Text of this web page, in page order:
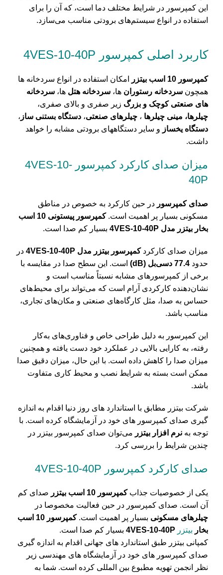
این کمپرسور در شرایط مختلف دما است، که آن را برای
استفاده در انواع سیستم‌های برودتی مناسب می‌سازد.
کاربرد اصلی کمپرسور 4VES-10-40P
کمپرسور 10 اسب بیتزر
امکان استفاده در انواع سردخانه ها
همچون سردخانه رستوران ها، سردخانه هتل ها، سردخانه
های صنعتی کوچک و بزرگ زیر صفری و بالای صفری،
چیلرها، مینی چیلرها ، چیلرهای صنعتی، دستگاه بستنی ساز ،
دستگاه یخساز و سایر دستگاههای برودتی مشابه را خواهد
داشت.
میزان
صدای کارکرد کمپرسور 4VES-10-
40P
صدای کمپرسور در حین کارکرد به خصوص در مناطق
مسکونی بسیار پر اهمیت است.
کمپرسور‌ پیستونی 10 اسب
بخار بیتزر مدل 4VES-10-40P
بسیار کم صدا است.
میزان صدای کارکردکمپرسور بیتزر مدل 4VES-10-40P
در
حدود 77.4 دسی‌بل (dB)
است. این سطح صدا در مقایسه با
برخی از کمپرسورهای مشابه نسبتاً مناسب است و
نشان‌دهنده کارکردی آرام است که می‌تواند برای محیط‌های
حساس به صدا، مثل کارگاه‌های صنعتی و مکان‌های تجاری،
مناسب باشد.
این کمپرسور به دلیل طراحی خاص و فناوری‌های به‌کار
رفته، به کارایی بالایی در عملکرد خود دست یافته و همچنین
میزان صدا را کاهش داده است. با این حال، میزان دقیق صدا
ممکن است بسته به شرایط نصب و محیط کاری متفاوت
باشد​.
شرکت بیتزر مطابق با استاندارد های روز دنیا اقدام به اندازه
گیری صدای کمپرسور های خود در آزمایشگاه کرده است. با
توجه به نرم افزار بیتزر می‌توان صدای کمپرسور بیتزر در
چندین شرایط را بررسی کرد.
صدای کارکرد کمپرسور 4VES-10-40P
یکی از خصوصیات جذابکمپرسور 10 اسب بیتزر
صدای کم
آن است. صدای کمپرسور در حین فعالیت مخصوصا در
چیلرهای مسکونی بسیار پر اهمیت است.
کمپرسور‌ 10 اسب
بخار بیتزر 4VES-10-40P بسیار کم صدا است.
کمپانی بیتزر طبق استاندارد های جهانی اقدام به اندازه گیری
صدای کمپرسور های خود در آزمایشگاه های مهندسی زیر
نظر انجمن تهویه مطبوع بین المللی کرده است. شما به